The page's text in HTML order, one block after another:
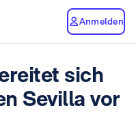
Anmelden
sich
Sevilla vor